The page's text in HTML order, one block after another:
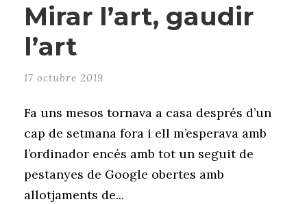
Mirar l’art, gaudir
l’art
17 octubre 2019
Fa uns mesos tornava a casa després d’un
cap de setmana fora i ell m’esperava amb
l’ordinador encés amb tot un seguit de
pestanyes de Google obertes amb
allotjaments de...